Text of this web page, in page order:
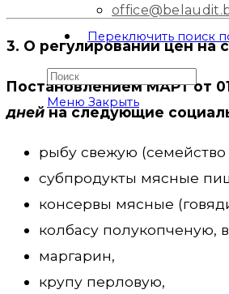
Переключить поиск
Меню Закрыть
3. О регулировании цен на
Постановлением МАРТ от
днейна следующие
рыбу свежую (семейство
субпродукты мясные
консервы мясные
колбасу полукопченую,
маргарин,
крупу перловую,